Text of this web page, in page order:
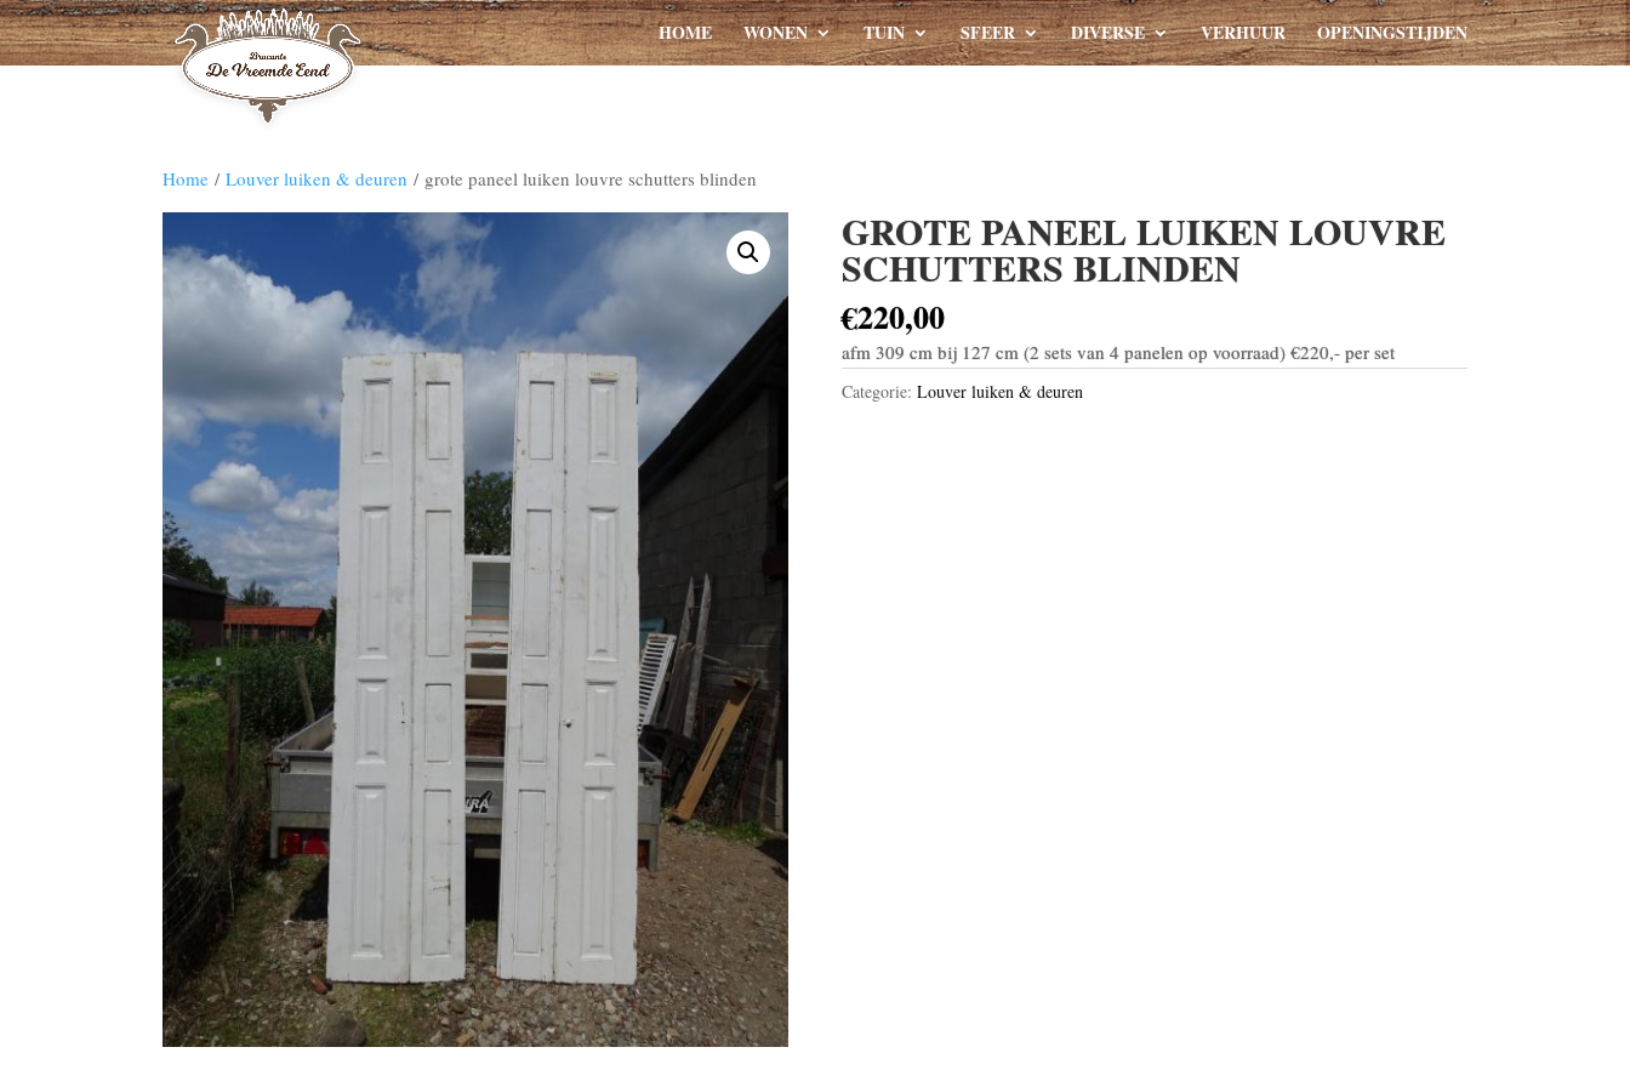
HOME WONEN TUIN SFEER DIVERSE VERHUUR OPENINGSTIJDEN
Home /Louver luiken & deuren / grote paneel luiken louvre schutters blinden
GROTE PANEEL LUIKEN LOUVRE
SCHUTTERS BLINDEN
€220,00
afm 309 cm bij 127 cm (2 sets van 4 panelen op voorraad) €220,- per set
Categorie: Louver luiken & deuren